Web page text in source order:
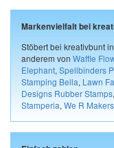
Markenvielfalt bei
Stöbert bei kreativbunt
anderem von Waffle
Elephant, Spellbinders
Stamping Bella, Lawn
Designs Rubber Stamps,
Stamperia, We R Makers